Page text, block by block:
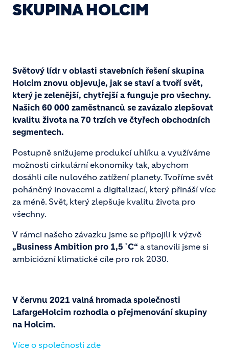
SKUPINA HOLCIM
Světový lídr v oblasti stavebních řešení skupina
Holcim znovu objevuje, jak se staví a tvoří svět,
který je zelenější, chytřejší a funguje pro všechny.
Našich 60 000 zaměstnanců se zavázalo zlepšovat
kvalitu života na 70 trzích ve čtyřech obchodních
segmentech.
Postupně snižujeme produkcí uhlíku a využíváme
možnosti cirkulární ekonomiky tak, abychom
dosáhli cíle nulového zatížení planety. Tvoříme svět
poháněný inovacemi a digitalizací, který přináší více
za méně. Svět, který zlepšuje kvalitu života pro
všechny.
V rámci našeho závazku jsme se připojili k výzvě
„Business Ambition pro 1,5 ˚C“ a stanovili jsme si
ambiciózní klimatické cíle pro rok 2030.
V červnu 2021 valná hromada společnosti
LafargeHolcim rozhodla o přejmenování skupiny
na Holcim.
Více o společnosti zde